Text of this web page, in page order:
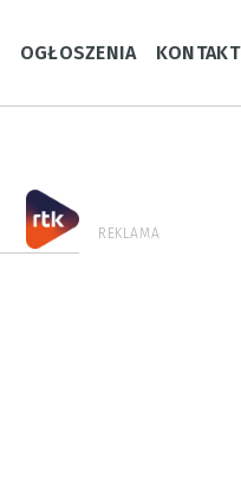
OGŁOSZENIA KONTAKT
REKLAMA